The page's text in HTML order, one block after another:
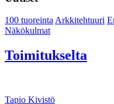
100 tuoreintaArkkitehtuuri
Näkökulmat
Toimitukselta
Tapio Kivistö